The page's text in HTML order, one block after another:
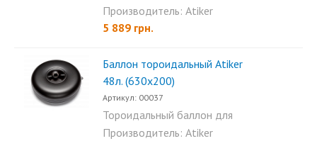
полнотелый баллон Atiker...
Производитель: Atiker
5 889 грн.
Баллон тороидальный Аtiker
48л. (630х200)
Артикул: 00037
Тороидальный баллон для
пропана Atiker 48л
Производитель: Atiker